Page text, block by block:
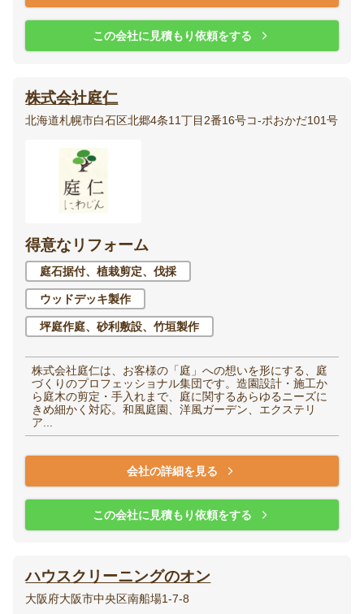
この会社に見積もり依頼をする
株式会社庭仁
北海道札幌市白石区北郷4条11丁目2番16号コ-ポおかだ101号
得意なリフォーム
庭石据付、植栽剪定、伐採
ウッドデッキ製作
坪庭作庭、砂利敷設、竹垣製作
株式会社庭仁は、お客様の「庭」への想いを形にする、庭
づくりのプロフェッショナル集団です。造園設計・施工か
ら庭木の剪定・手入れまで、庭に関するあらゆるニーズに
きめ細かく対応。和風庭園、洋風ガーデン、エクステリ
ア...
会社の詳細を見る
この会社に見積もり依頼をする
ハウスクリーニングのオン
大阪府大阪市中央区南船場1-7-8